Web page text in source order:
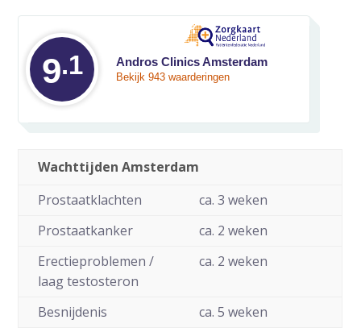
Gemiddelde
9.1 Andros Clinics Amsterdam
Bekijk 943 waarderingen
Wachttijden Amsterdam
Prostaatklachten
ca. 3 weken
Prostaatkanker
ca. 2 weken
Erectieproblemen /
laag testosteron
ca. 2 weken
Besnijdenis
ca. 5 weken